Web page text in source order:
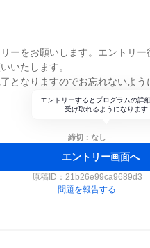
ーをお願いします。エントリ
いたします。
となりますのでお忘れないよう
エントリーするとプログラムの詳
受け取れるようになります
締切：なし
エントリー画面へ
原稿ID： 21b26e99ca9689d3
問題を報告する